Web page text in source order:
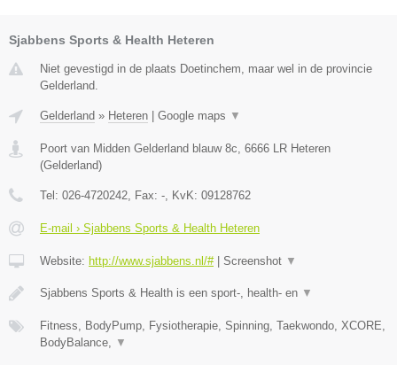
Sjabbens Sports & Health Heteren
Niet gevestigd in de plaats Doetinchem, maar wel in de provincie
Gelderland.
Gelderland » Heteren Google maps ▼
Poort van Midden Gelderland blauw 8c, 6666 LR Heteren
(Gelderland)
Tel: 026-4720242, Fax: -, KvK: 09128762
E-mail › Sjabbens Sports & Health Heteren
Website: http://www.sjabbens.nl/#| Screenshot ▼
Sjabbens Sports & Health is een sport-, health- en ▼
Fitness, BodyPump, Fysiotherapie, Spinning, Taekwondo, XCORE,
BodyBalance, ▼